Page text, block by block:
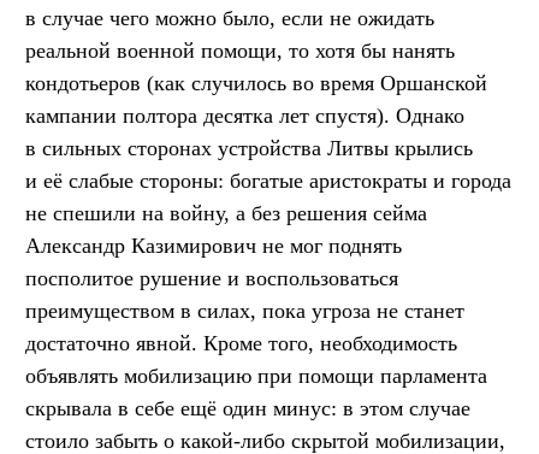
в случае чего можно было, если не ожидать
реальной военной помощи, то хотя бы нанять
кондотьеров (как случилось во время Оршанской
кампании полтора десятка лет спустя). Однако
в сильных сторонах устройства Литвы крылись
и её слабые стороны: богатые аристократы и города
не спешили на войну, а без решения сейма
Александр Казимирович не мог поднять
посполитое рушение и воспользоваться
преимуществом в силах, пока угроза не станет
достаточно явной. Кроме того, необходимость
объявлять мобилизацию при помощи парламента
скрывала в себе ещё один минус: в этом случае
стоило забыть о какой-либо скрытой мобилизации,